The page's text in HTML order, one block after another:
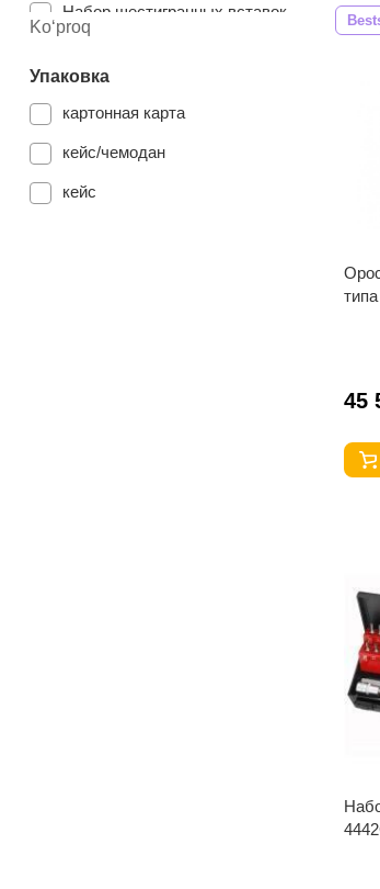
Набор шестигранных вставок
Ko‘proq
Упаковка
картонная карта
кейс/чемодан
кейс
45